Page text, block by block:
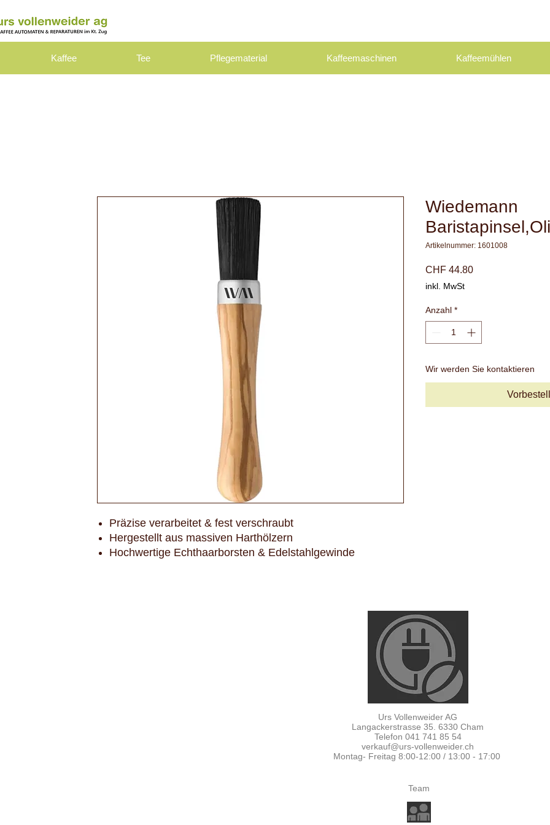
Kaffee Tee Pflegematerial Kaffeemaschinen Kaffeemühlen
Präzise verarbeitet & fest verschraubt
Hergestellt aus massiven Harthölzern
Hochwertige Echthaarborsten & Edelstahlgewinde
Wiedemann
Artikelnummer: 1601008
CHF 44.80Preis
inkl. MwSt
Anzahl *
Wir werden Sie kontaktieren
Urs Vollenweider AG
Langackerstrasse 35. 6330 Cham
Telefon 041 741 85 54
verkauf@urs-vollenweider.ch
Montag- Freitag 8:00-12:00 / 13:00 - 17:00
Team